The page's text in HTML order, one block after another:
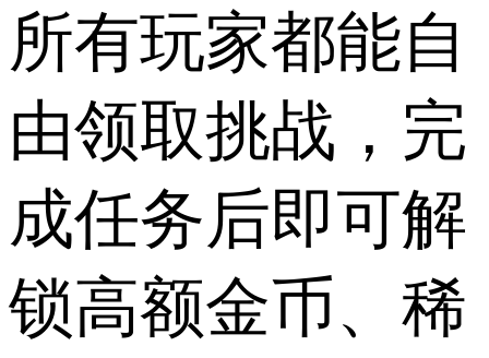
所有玩家都能自
由领取挑战，完
成任务后即可解
锁高额金币、稀